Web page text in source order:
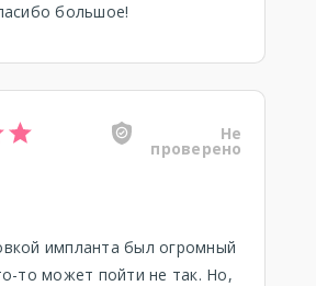
большое!
Не
проверено
импланта был огромный
то может пойти не так. Но,